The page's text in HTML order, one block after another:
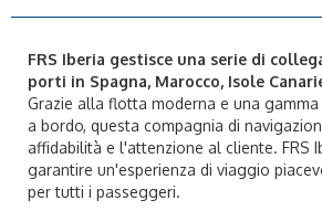
FRS Iberia gestisce una serie di
porti in Spagna, Marocco, Isole
Grazie alla flotta moderna e una
a bordo, questa compagnia di
affidabilità e l'attenzione al cliente. FRS
garantire un'esperienza di viaggio
per tutti i passeggeri.